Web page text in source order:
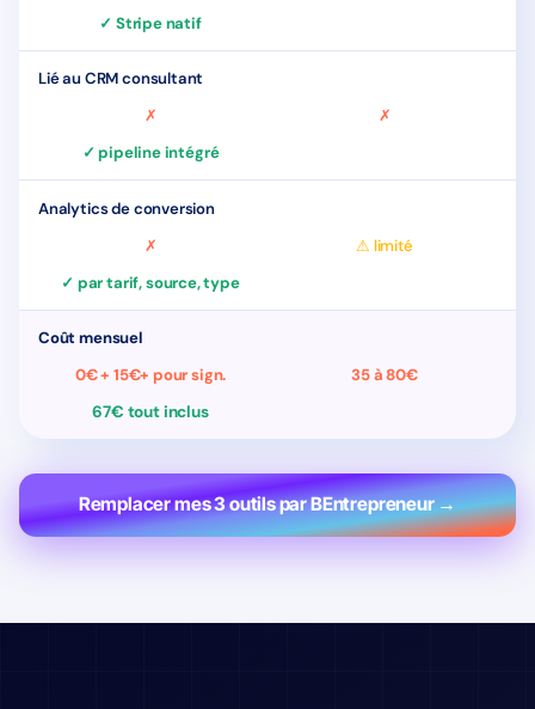
✓ Stripe natif
Lié au CRM consultant
✗
✗
✓ pipeline intégré
Analytics de conversion
✗
⚠ limité
✓ par tarif, source, type
Coût mensuel
0€ + 15€+ pour sign.
35 à 80€
67€ tout inclus
Remplacer mes 3 outils par BEntrepreneur →